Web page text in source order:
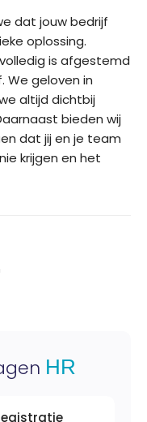
dat jouw bedrijf
oplossing.
is afgestemd
We geloven in
altijd dichtbij
bieden wij
dat jij en je team
krijgen en het
HR